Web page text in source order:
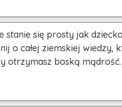
stanie się prosty jak
o całej ziemskiej wiedzy,
otrzymasz boską mądrość.